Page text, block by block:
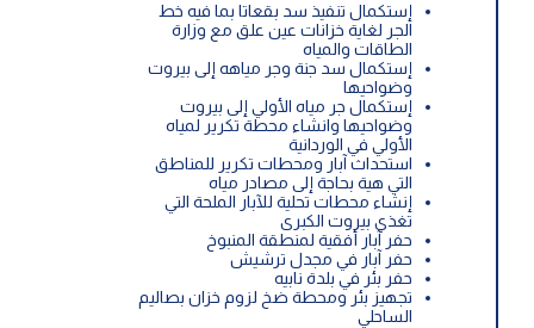
إستكمال تنفيذ سد بقعاتا بما فيه خط
الجر لغاية خزانات عين علق مع وزارة
الطاقات والمياه
إستكمال سد جنة وجر مياهه إلى بيروت
وضواحيها
إستكمال جر مياه الأولي إلى بيروت
وضواحيها وانشاء محطة تكرير لمياه
الأولي في الوردانية
استحداث آبار ومحطات تكرير للمناطق
التي هية بحاجة إلى مصادر مياه
إنشاء محطات تحلية للآبار الملحة التي
تغذي بيروت الكبرى
حفر آبار أفقية لمنطقة المنبوخ
حفر آبار في مجدل ترشيش
حفر بئر في بلدة نابيه
تجهيز بئر ومحطة ضخ لزوم خزان بصاليم
الساحلي